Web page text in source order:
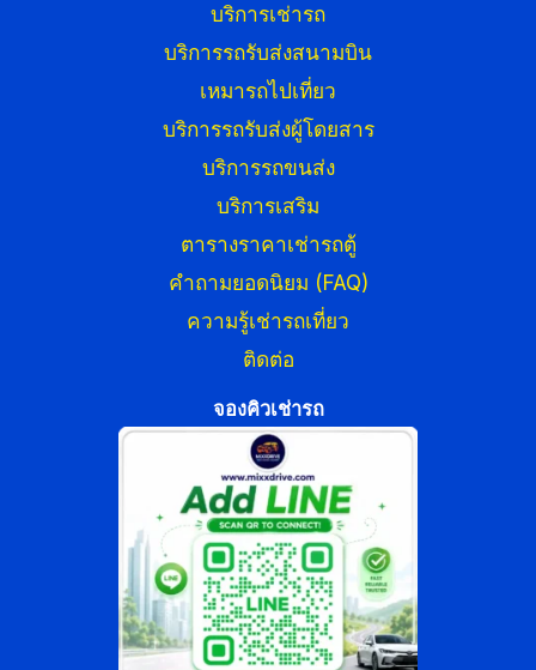
บริการเช่ารถ
บริการรถรับส่งสนามบิน
เหมารถไปเที่ยว
บริการรถรับส่งผู้โดยสาร
บริการรถขนส่ง
บริการเสริม
ตารางราคาเช่ารถตู้
คำถามยอดนิยม (FAQ)
ความรู้เช่ารถเที่ยว
ติดต่อ
จองคิวเช่ารถ